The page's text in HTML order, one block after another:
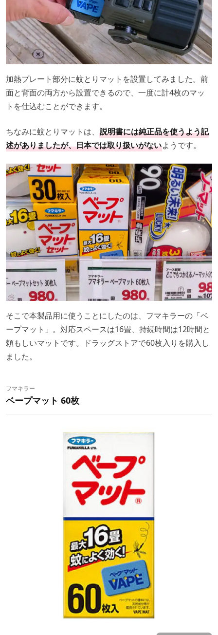
加熱プレート部分に蚊とりマットを設置してみました。前
面と背面の両方から設置できるので、一度に計4枚のマッ
トを仕込むことができます。
ちなみに蚊とりマットは、 説明書には純正品を使うよう記
述がありましたが、日本では取り扱いがないようです。
そこで本製品用に使うことにしたのは、フマキラーの「ベ
ープマット」。対応スペースは16畳、持続時間は12時間と
頼もしいマットです。ドラッグストアで60枚入りを購入し
ました。
フマキラー
ベープマット 60枚